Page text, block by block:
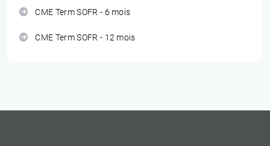
CME Term SOFR - 6 mois
CME Term SOFR - 12 mois